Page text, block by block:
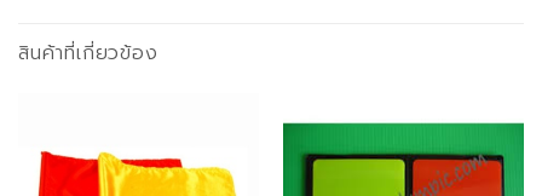
สินค้าที่เกี่ยวข้อง